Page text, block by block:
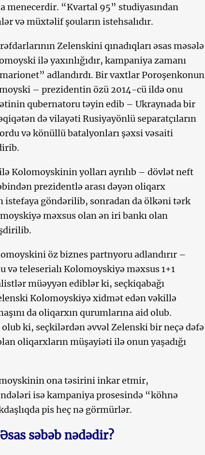
menecerdir. “Kvartal 95” studiyasından
və müxtəlif şouların istehsalıdır.
Zelenskini qınadıqları əsas məsələ
ilə yaxınlığıdır, kampaniya zamanı
adlandırdı. Bir vaxtlar Poroşenkonun
– prezidentin özü 2014-cü ildə onu
qubernatoru təyin edib – Ukraynada bir
də vilayəti Rusiyayönlü separatçıların
və könüllü batalyonları şəxsi vəsaiti
Kolomoyskinin yolları ayrılıb – dövlət neft
prezidentlə arası dəyən oliqarx
istefaya göndərilib, sonradan da ölkəni tərk
məxsus olan ən iri bankı olan
öz biznes partnyoru adlandırır –
və teleserialı Kolomoyskiyə məxsus 1+1
müəyyən ediblər ki, seçkiqabağı
Kolomoyskiyə xidmət edən vəkillə
da oliqarxın qurumlarına aid olub.
ki, seçkilərdən əvvəl Zelenski bir neçə dəfə
oliqarxların müşayiəti ilə onun yaşadığı
ona təsirini inkar etmir,
isə kampaniya prosesində “köhnə
pis heç nə görmürlər.
Əsas səbəb nədədir?